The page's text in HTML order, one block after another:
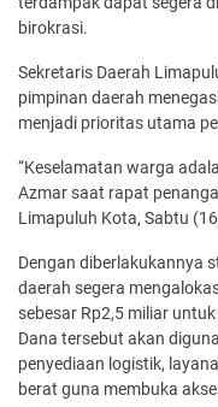
birokrasi.
Sekretaris Daerah
pimpinan daerah
menjadi prioritas utama
“Keselamatan warga
Azmar saat rapat
Limapuluh Kota, Sabtu
Dengan diberlakukannya
daerah segera
sebesar Rp2,5 miliar
Dana tersebut akan
penyediaan logistik,
berat guna membuka